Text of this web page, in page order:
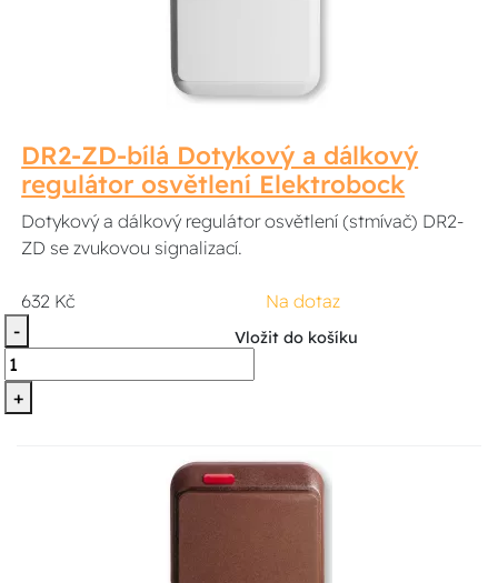
DR2-ZD-bílá Dotykový a dálkový
regulátor osvětlení Elektrobock
Dotykový a dálkový regulátor osvětlení (stmívač) DR2-
ZD se zvukovou signalizací.
632 Kč
Na dotaz
-
+
Vložit do košíku